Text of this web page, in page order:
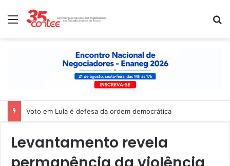
Menu
Voto em Lula é defesa da ordem democrática
Levantamento revela